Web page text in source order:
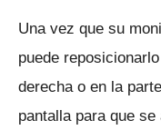
Una vez que su
puede
derecha o en la
pantalla para que